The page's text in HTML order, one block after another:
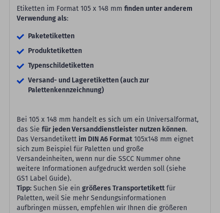
Etiketten im Format 105 x 148 mm finden unter anderem
Verwendung als:
Paketetiketten
Produktetiketten
Typenschildetiketten
Versand- und Lageretiketten (auch zur
Palettenkennzeichnung)
Bei 105 x 148 mm handelt es sich um ein Universalformat,
das Sie für jeden Versanddienstleister nutzen können.
Das Versandetikett im DIN A6 Format105x148 mm eignet
sich zum Beispiel für Paletten und große
Versandeinheiten, wenn nur die SSCC Nummer ohne
weitere Informationen aufgedruckt werden soll (siehe
GS1 Label Guide).
Tipp: Suchen Sie ein größeres Transportetikettfür
Paletten, weil Sie mehr Sendungsinformationen
aufbringen müssen, empfehlen wir Ihnen die größeren